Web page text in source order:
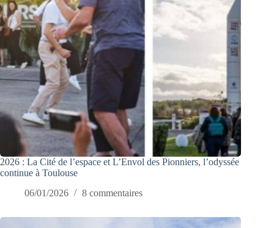
2026 : La Cité de l’espace et L’Envol des Pionniers, l’odyssée
continue à Toulouse
06/01/2026
8 commentaires